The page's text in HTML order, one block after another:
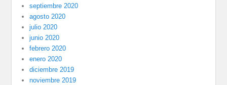
septiembre 2020
agosto 2020
julio 2020
junio 2020
febrero 2020
enero 2020
diciembre 2019
noviembre 2019